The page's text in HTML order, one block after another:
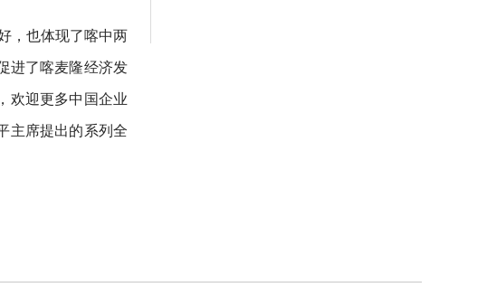
，也体现了喀中两
进了喀麦隆经济发
欢迎更多中国企业
主席提出的系列全